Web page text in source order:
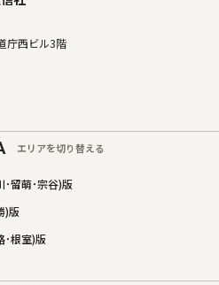
庁西ビル3階
エリアを切り替える
･留萌･宗谷)版
)版
･根室)版